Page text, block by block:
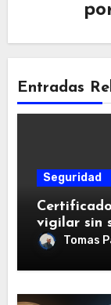
Entradas
Seguridad
vigilar sin
Tomas